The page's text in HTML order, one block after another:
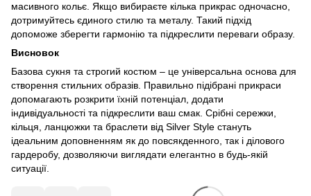
масивного кольє. Якщо вибираєте кілька прикрас одночасно,
дотримуйтесь єдиного стилю та металу. Такий підхід
допоможе зберегти гармонію та підкреслити переваги образу.
Висновок
Базова сукня та строгий костюм – це універсальна основа для
створення стильних образів. Правильно підібрані прикраси
допомагають розкрити їхній потенціал, додати
індивідуальності та підкреслити ваш смак. Срібні сережки,
кільця, ланцюжки та браслети від Silver Style стануть
ідеальним доповненням як до повсякденного, так і ділового
гардеробу, дозволяючи виглядати елегантно в будь-якій
ситуації.